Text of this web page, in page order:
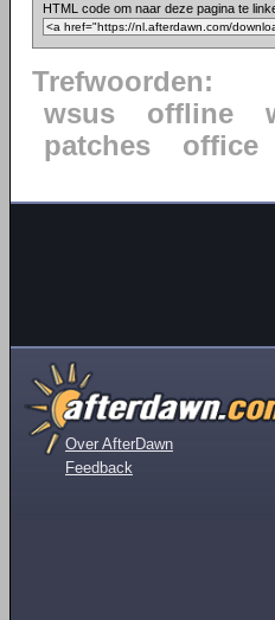
HTML code om naar deze pagina te
Trefwoorden:
wsus
offline
patches
office
Over AfterDawn
Feedback